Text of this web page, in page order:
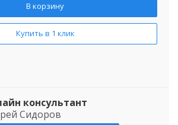
В корзину
Купить в 1 клик
консультант
Сидоров